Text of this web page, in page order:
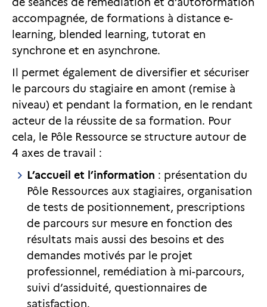
accompagnée, de formations à distance e-
learning, blended learning, tutorat en
synchrone et en asynchrone.
Il permet également de diversifier et sécuriser
le parcours du stagiaire en amont (remise à
niveau) et pendant la formation, en le rendant
acteur de la réussite de sa formation. Pour
cela, le Pôle Ressource se structure autour de
4 axes de travail :
L’accueil et l’information : présentation du
Pôle Ressources aux stagiaires, organisation
de tests de positionnement, prescriptions
de parcours sur mesure en fonction des
résultats mais aussi des besoins et des
demandes motivés par le projet
professionnel, remédiation à mi-parcours,
suivi d’assiduité, questionnaires de
satisfaction.